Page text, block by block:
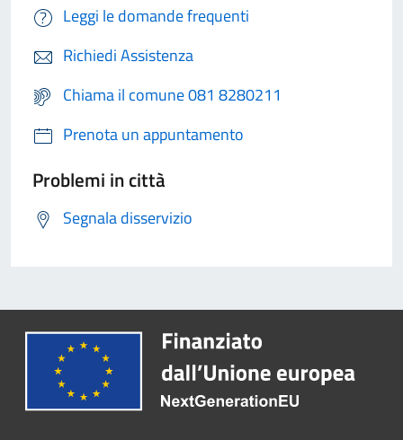
Leggi le domande frequenti
Richiedi Assistenza
Chiama il comune 081 8280211
Prenota un appuntamento
Problemi in città
Segnala disservizio